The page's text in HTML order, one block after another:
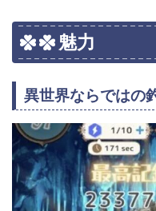
魅力
異世界ならではの